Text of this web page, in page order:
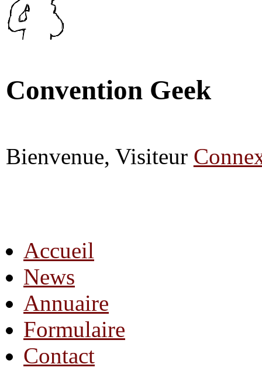
Convention Geek
Bienvenue, Visiteur
Accueil
News
Annuaire
Formulaire
Contact